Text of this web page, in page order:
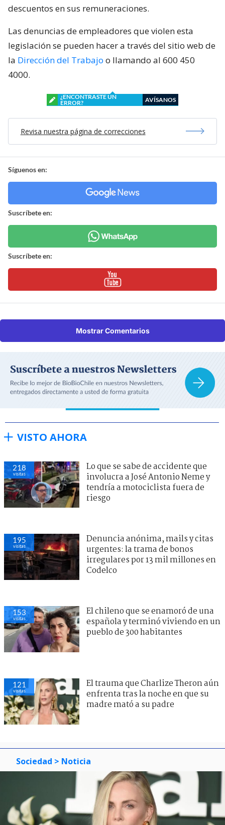
descuentos en sus remuneraciones.
Las denuncias de empleadores que violen esta
legislación se pueden hacer a través del sitio web de
la Dirección del Trabajo o llamando al 600 450
4000.
¿ENCONTRASTE UN
ERROR?
AVÍSANOS
Revisa nuestra página de correcciones
Síguenos en:
Suscríbete en:
Suscríbete en:
Mostrar Comentarios
VISTO AHORA
218
visitas
Lo que se sabe de accidente que
involucra a José Antonio Neme y
tendría a motociclista fuera de
riesgo
195
visitas
Denuncia anónima, mails y citas
urgentes: la trama de bonos
irregulares por 13 mil millones en
Codelco
153
visitas
El chileno que se enamoró de una
española y terminó viviendo en un
pueblo de 300 habitantes
121
visitas
El trauma que Charlize Theron aún
enfrenta tras la noche en que su
madre mató a su padre
Sociedad > Noticia